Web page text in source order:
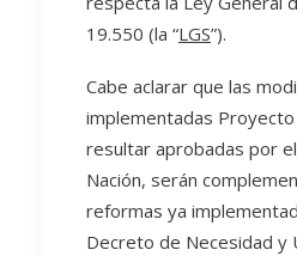
19.550 (la “LGS”).
Cabe aclarar que las
implementadas
resultar aprobadas por
Nación, serán
reformas ya
Decreto de Necesidad y